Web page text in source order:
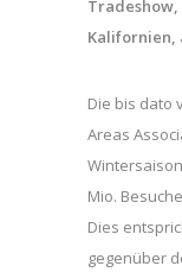
Tradeshow,
Kalifornien,
Die bis dato
Areas
Mio.
Dies
gegenüber